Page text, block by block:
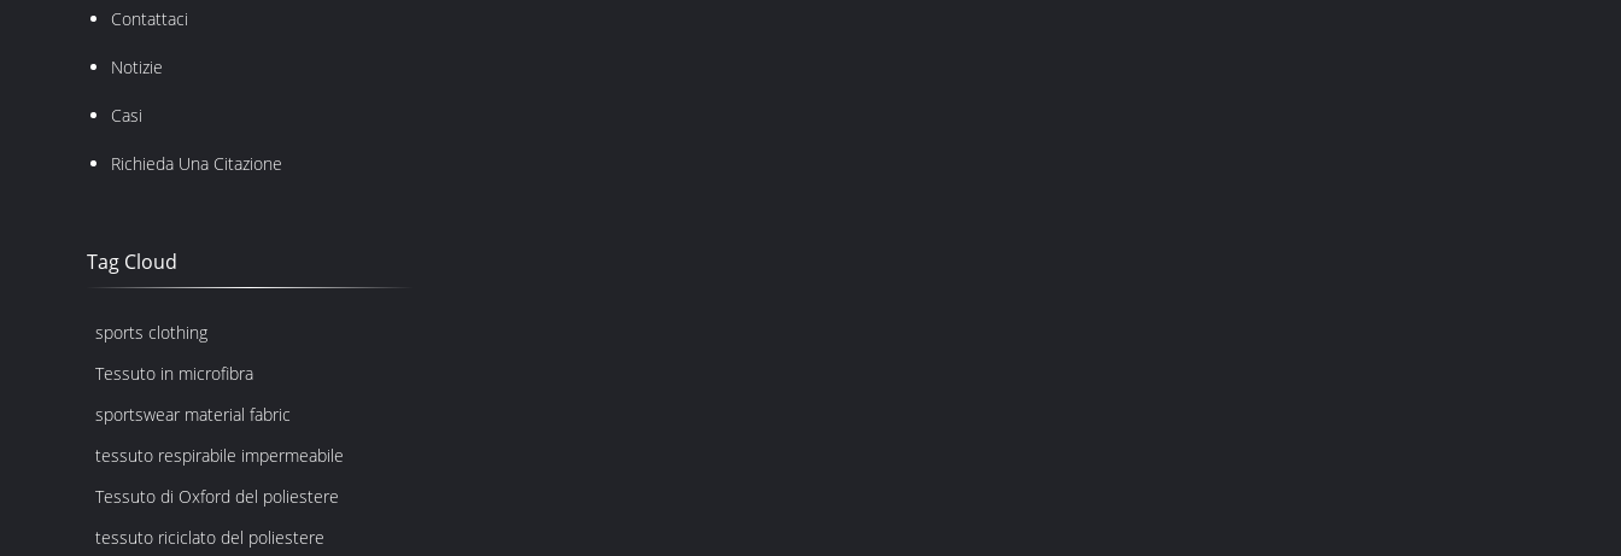
Contattaci
Notizie
Casi
Richieda Una Citazione
Tag Cloud
sports clothing
Tessuto in microfibra
sportswear material fabric
tessuto respirabile impermeabile
Tessuto di Oxford del poliestere
tessuto riciclato del poliestere